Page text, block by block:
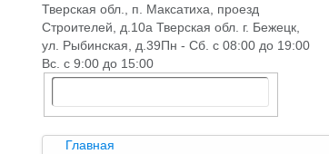
Тверская обл., п. Максатиха, проезд
Строителей, д.10а Тверская обл. г. Бежецк,
ул. Рыбинская, д.39Пн - Сб. с 08:00 до 19:00
Вс. с 9:00 до 15:00
Главная